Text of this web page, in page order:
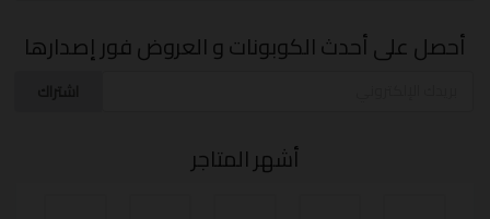
أحصل على أحدث الكوبونات و العروض فور إصدارها
أشهر المتاجر